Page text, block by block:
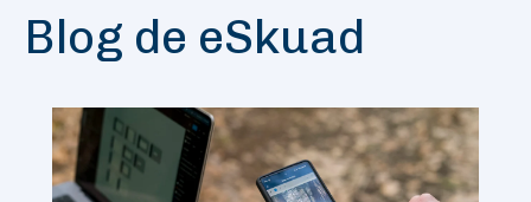
Blog de eSkuad